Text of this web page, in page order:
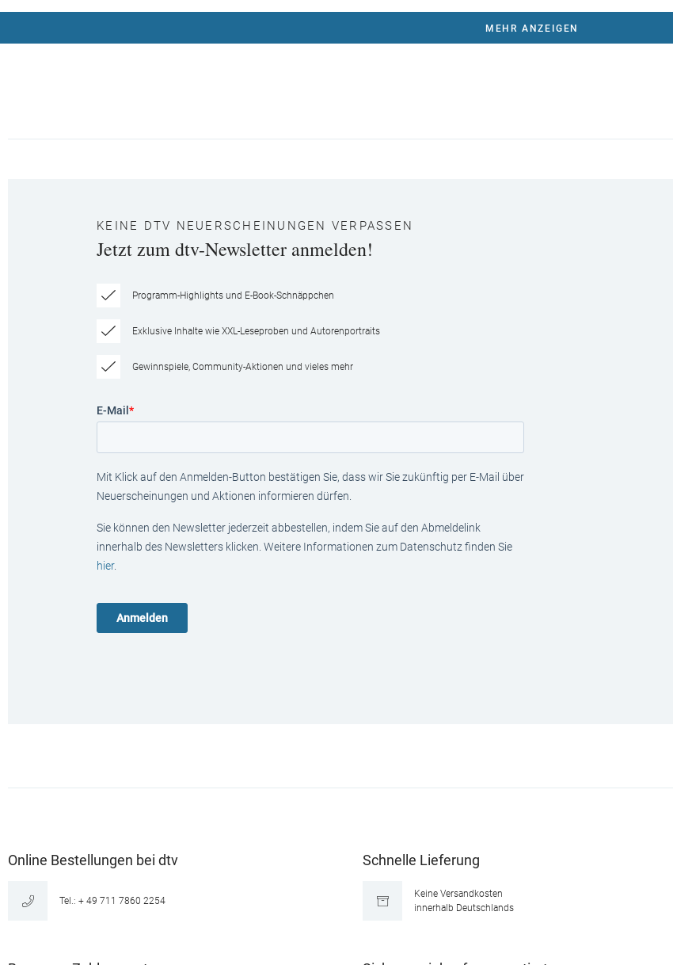
MEHR ANZEIGEN
KEINE DTV NEUERSCHEINUNGEN VERPASSEN
Jetzt zum dtv-Newsletter anmelden!
Programm-Highlights und E-Book-Schnäppchen
Exklusive Inhalte wie XXL-Leseproben und Autorenportraits
Gewinnspiele, Community-Aktionen und vieles mehr
E-Mail *
Mit Klick auf den Anmelden-Button bestätigen Sie, dass wir Sie zukünftig per E-Mail über
Neuerscheinungen und Aktionen informieren dürfen.
Sie können den Newsletter jederzeit abbestellen, indem Sie auf den Abmeldelink
innerhalb des Newsletters klicken. Weitere Informationen zum Datenschutz finden Sie
hier.
Online Bestellungen bei dtv
Tel.: + 49 711 7860 2254
Schnelle Lieferung
Keine Versandkosten
innerhalb Deutschlands